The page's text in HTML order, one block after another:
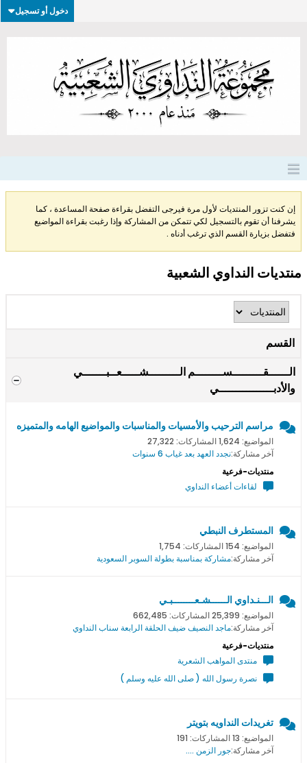
دخول أو تسجيل
إن كنت تزور المنتديات لأول مرة فيرجى التفضل بقراءة صفحة المساعدة ، كما
يشرفنا أن تقوم بالتسجيل لكي تتمكن من المشاركة وإذا رغبت بقراءة المواضيع
فتفضل بزيارة القسم الذي ترغب أدناه .
منتديات النداوي الشعبية
القسم
الــــــقـــــــــســــــــم الـــــــــشـــــعــبـــــــي
والأدبــــــــــــــــي
مراسم الترحيب والأمسيات والمناسبات والمواضيع الهامه والمتميزه
المواضيع: 1,624 المشاركات: 27,322
آخر مشاركة:نجدد العهد بعد غياب 6 سنوات
منتديات-فرعية
لقاءات أعضاء النداوي
المستطرف النبطي
المواضيع: 154 المشاركات: 1,754
آخر مشاركة:مشاركة بمناسبة بطولة السوبر السعودية
الـــنـداوي الــــــشـعــــــــبـي
المواضيع: 25,399 المشاركات: 662,485
آخر مشاركة:ماجد النصيف ضيف الحلقة الرابعة سناب النداوي
منتديات-فرعية
منتدى المواهب الشعرية
نصرة رسول الله ( صلى الله عليه وسلم )
تغريدات النداويه بتويتر
المواضيع: 13 المشاركات: 191
آخر مشاركة:جور الزمن ....